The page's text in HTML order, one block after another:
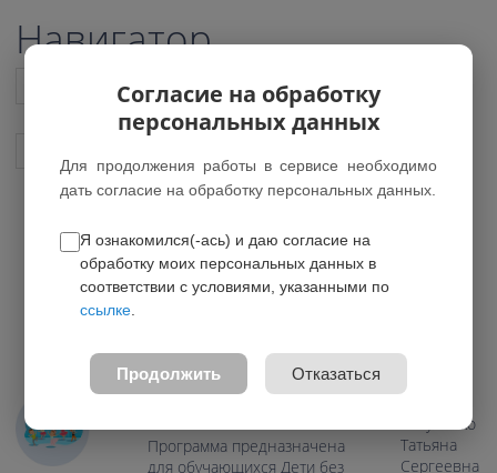
Навигатор
Список всех программ
РИТМИКА И ХОРЕОГРАФИЯ В
ВОКАЛЬНОЙ СТУДИИ
Возраст: 7-15 лет
Направление:
Программа предназначена
для обучающихся Дети без
Сауленко
Татьяна
Сергеевна
Согласие на обработку
персональных данных
Для продолжения работы в сервисе необходимо
дать согласие на обработку персональных данных.
Я ознакомился(-ась) и даю согласие на
обработку моих персональных данных в
соответствии с условиями, указанными по
ссылке
Продолжить Отказаться